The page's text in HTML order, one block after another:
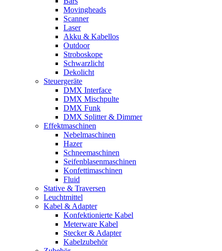
Movingheads
Scanner
Laser
Akku & Kabellos
Outdoor
Stroboskope
Schwarzlicht
Dekolicht
Steuergeräte
DMX Interface
DMX Mischpulte
DMX Funk
DMX Splitter & Dimmer
Effektmaschinen
Nebelmaschinen
Hazer
Schneemaschinen
Seifenblasenmaschinen
Konfettimaschinen
Fluid
Stative & Traversen
Leuchtmittel
Kabel & Adapter
Konfektionierte Kabel
Meterware Kabel
Stecker & Adapter
Kabelzubehör